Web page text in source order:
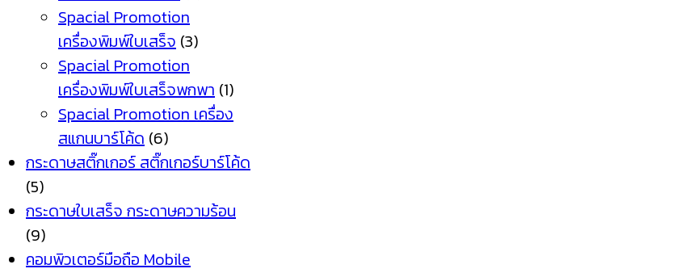
Spacial Promotion
เครื่องพิมพ์ใบเสร็จ (3)
Spacial Promotion
เครื่องพิมพ์ใบเสร็จพกพา (1)
Spacial Promotion เครื่อง
สแกนบาร์โค้ด (6)
กระดาษสติ๊กเกอร์ สติ๊กเกอร์บาร์โค้ด
(5)
กระดาษใบเสร็จ กระดาษความร้อน
(9)
คอมพิวเตอร์มือถือ Mobile